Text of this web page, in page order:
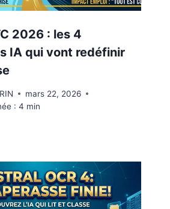
2026 : les 4
IA qui vont redéfinir
mars 22, 2026
: 4 min